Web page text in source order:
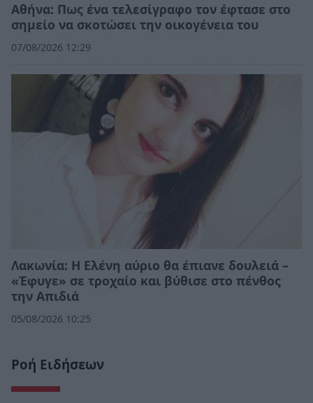
Αθήνα: Πως ένα τελεσίγραφο τον έφτασε στο
σημείο να σκοτώσει την οικογένεια του
07/08/2026 12:29
Λακωνία: Η Ελένη αύριο θα έπιανε δουλειά –
«Έφυγε» σε τροχαίο και βύθισε στο πένθος
την Απιδιά
05/08/2026 10:25
Ροή Ειδήσεων